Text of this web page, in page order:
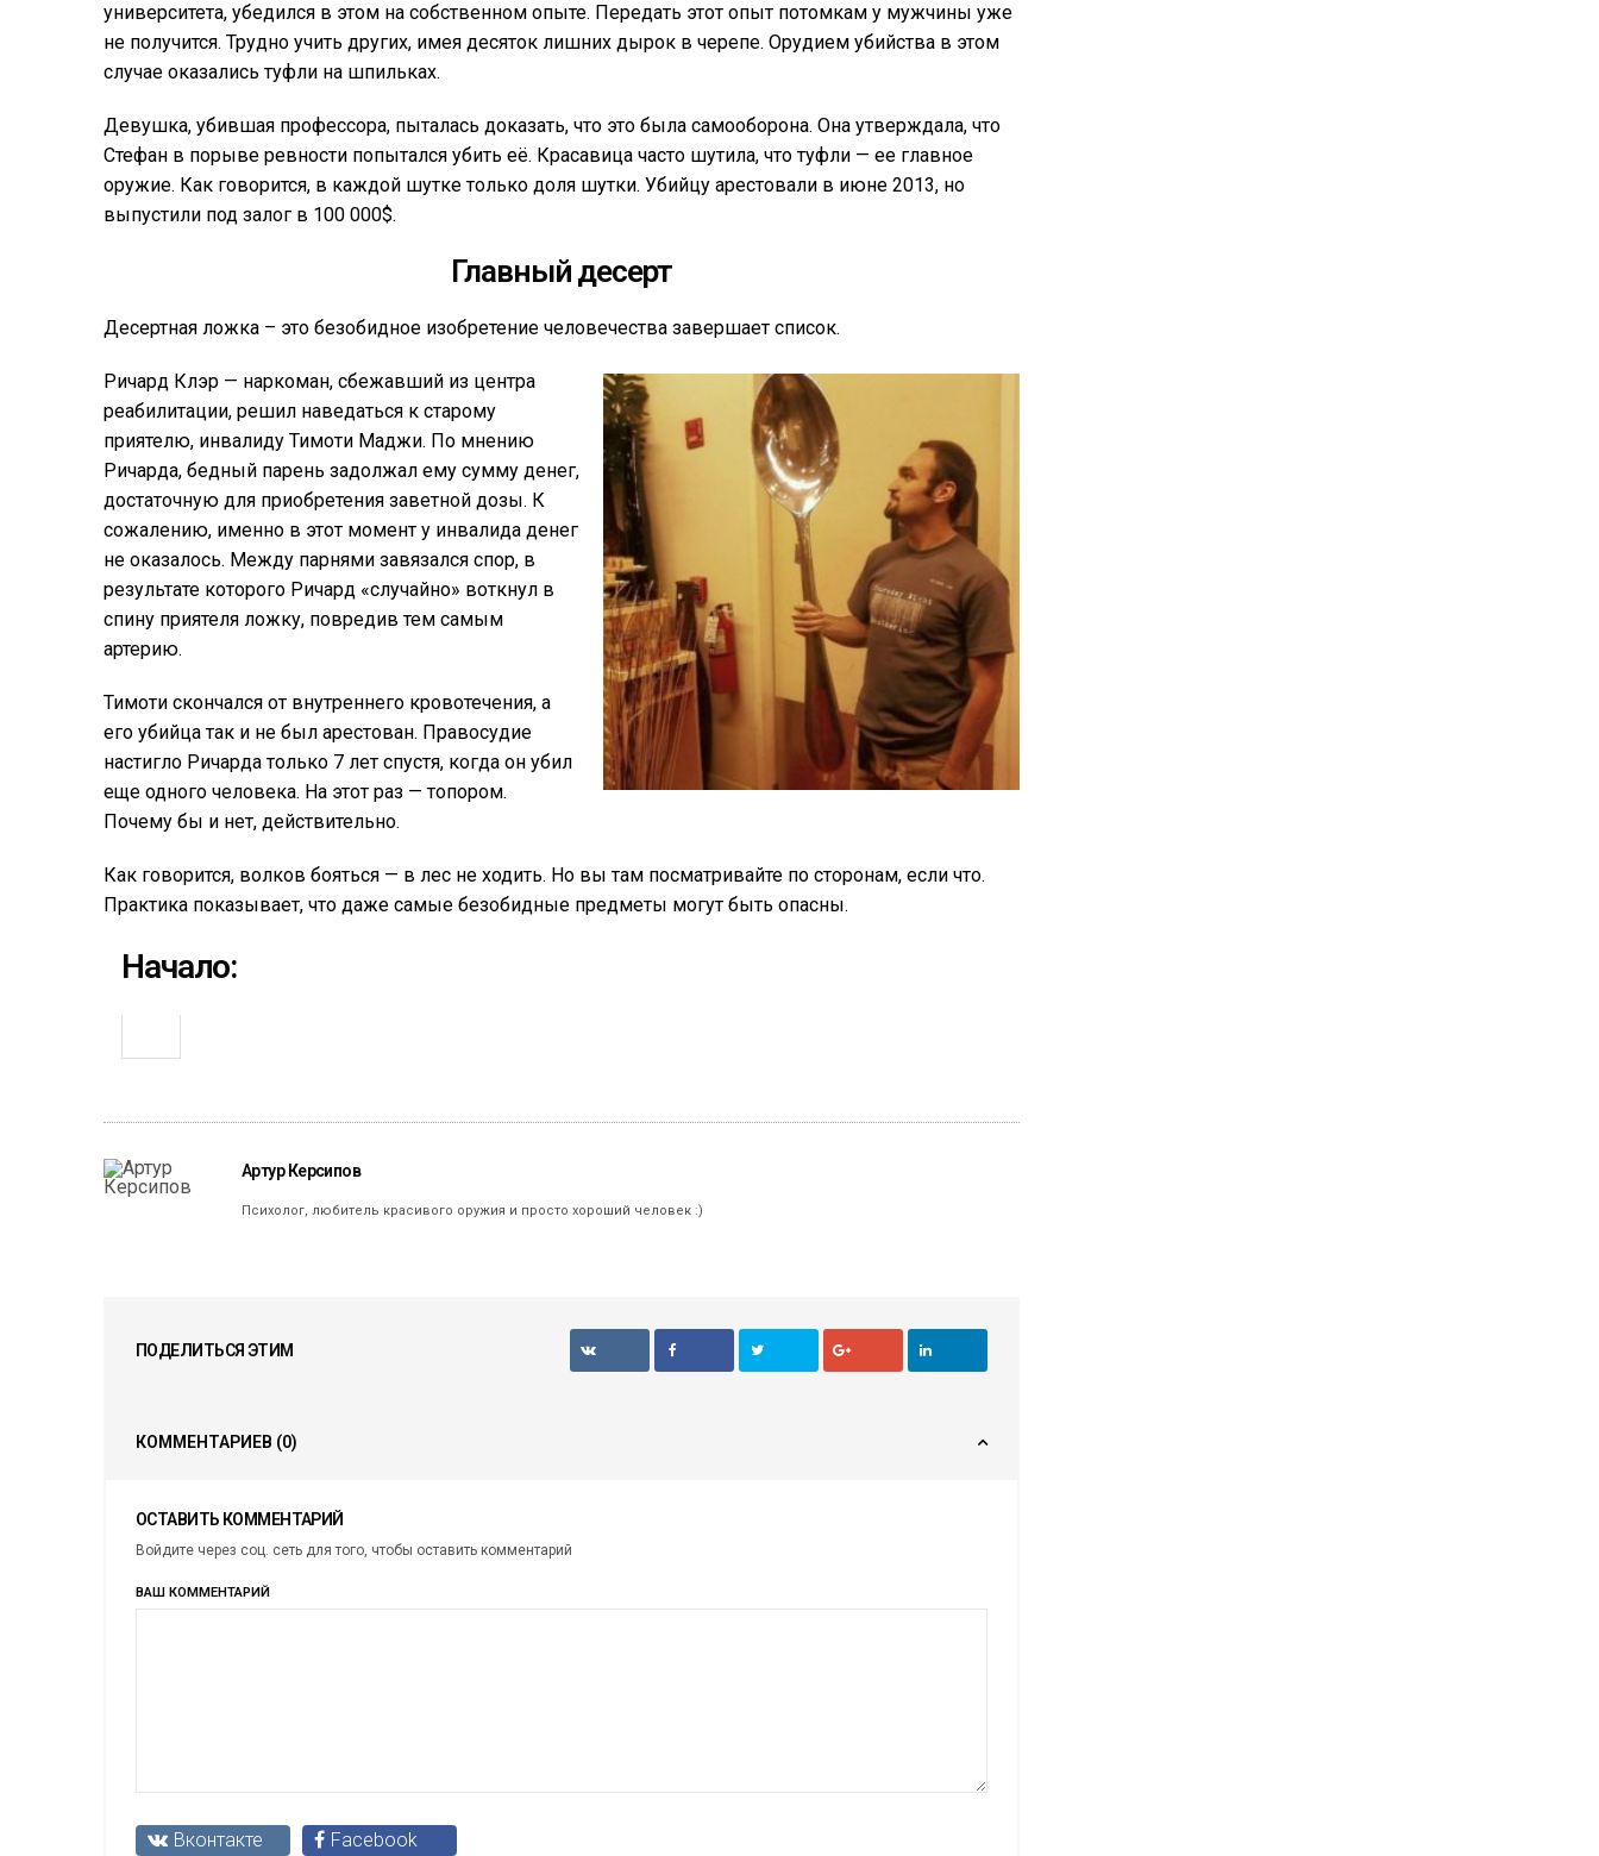
университета, убедился в этом на собственном опыте. Передать этот опыт потомкам у мужчины уже
не получится. Трудно учить других, имея десяток лишних дырок в черепе. Орудием убийства в этом
случае оказались туфли на шпильках.
Девушка, убившая профессора, пыталась доказать, что это была самооборона. Она утверждала, что
Стефан в порыве ревности попытался убить её. Красавица часто шутила, что туфли — ее главное
оружие. Как говорится, в каждой шутке только доля шутки. Убийцу арестовали в июне 2013, но
выпустили под залог в 100 000$.
Главный десерт
Десертная ложка – это безобидное изобретение человечества завершает список.
Ричард Клэр — наркоман, сбежавший из центра
реабилитации, решил наведаться к старому
приятелю, инвалиду Тимоти Маджи. По мнению
Ричарда, бедный парень задолжал ему сумму денег,
достаточную для приобретения заветной дозы. К
сожалению, именно в этот момент у инвалида денег
не оказалось. Между парнями завязался спор, в
результате которого Ричард «случайно» воткнул в
спину приятеля ложку, повредив тем самым
артерию.
Тимоти скончался от внутреннего кровотечения, а
его убийца так и не был арестован. Правосудие
настигло Ричарда только 7 лет спустя, когда он убил
еще одного человека. На этот раз — топором.
Почему бы и нет, действительно.
Как говорится, волков бояться — в лес не ходить. Но вы там посматривайте по сторонам, если что.
Практика показывает, что даже самые безобидные предметы могут быть опасны.
Начало:
Артур Керсипов
Психолог, любитель красивого оружия и просто хороший человек :)
ПОДЕЛИТЬСЯ ЭТИМ
КОММЕНТАРИЕВ (0)
ОСТАВИТЬ КОММЕНТАРИЙ
Войдите через соц. сеть для того, чтобы оставить комментарий
ВАШ КОММЕНТАРИЙ
Вконтакте Facebook